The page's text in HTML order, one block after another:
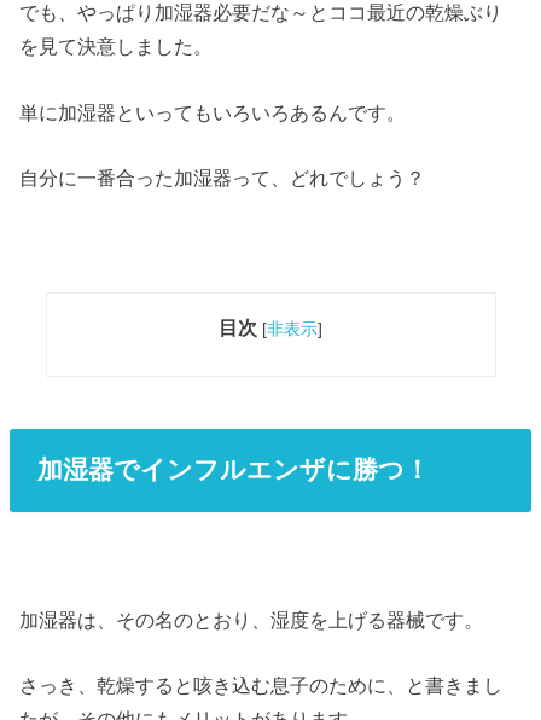
でも、やっぱり加湿器必要だな～とココ最近の乾燥ぶり
を見て決意しました。
単に加湿器といってもいろいろあるんです。
自分に一番合った加湿器って、どれでしょう？
目次 [非表示]
加湿器でインフルエンザに勝つ！
加湿器は、その名のとおり、湿度を上げる器械です。
さっき、乾燥すると咳き込む息子のために、と書きまし